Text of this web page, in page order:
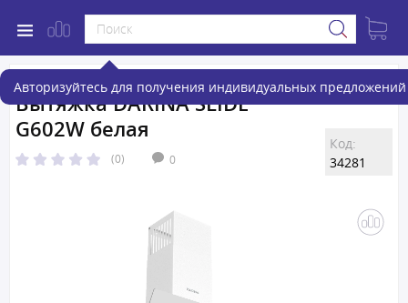
Авторизуйтесь для получения индивидуальных предложений
Вытяжка DARINA SLIDE
G602W белая
(0) 0
Код:
34281